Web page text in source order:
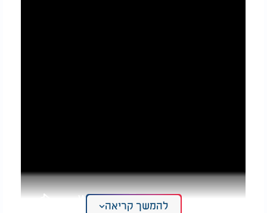
להמשך קריאה